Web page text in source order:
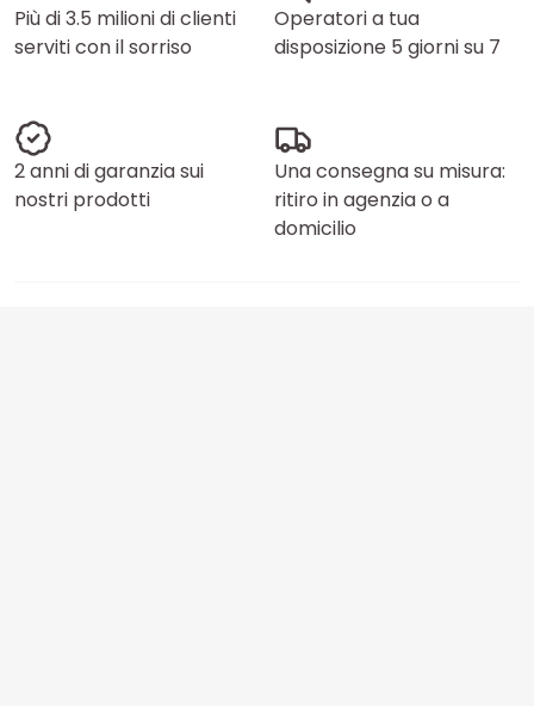
Più di 3.5 milioni di clienti
serviti con il sorriso
Operatori a tua
disposizione 5 giorni su 7
2 anni di garanzia sui
nostri prodotti
Una consegna su misura:
ritiro in agenzia o a
domicilio